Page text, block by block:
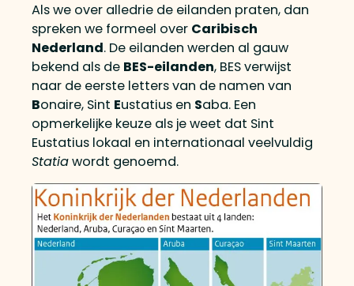
Als we over alledrie de eilanden praten, dan
spreken we formeel over Caribisch
Nederland. De eilanden werden al gauw
bekend als de BES-eilanden, BES verwijst
naar de eerste letters van de namen van
Bonaire, Sint Eustatius en Saba. Een
opmerkelijke keuze als je weet dat Sint
Eustatius lokaal en internationaal veelvuldig
Statiawordt genoemd.